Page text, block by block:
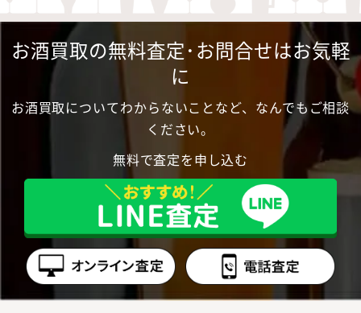
お酒買取の無料査定･お問合せはお気軽
に
お酒買取についてわからないことなど、なんでもご相談
ください。
無料で査定を申し込む